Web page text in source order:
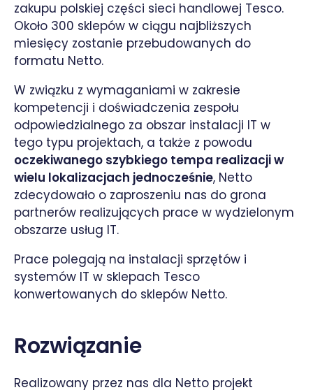
zakupu polskiej części sieci handlowej Tesco.
Około 300 sklepów w ciągu najbliższych
miesięcy zostanie przebudowanych do
formatu Netto.
W związku z wymaganiami w zakresie
kompetencji i doświadczenia zespołu
odpowiedzialnego za obszar instalacji IT w
tego typu projektach, a także z powodu
oczekiwanego szybkiego tempa realizacji w
wielu lokalizacjach jednocześnie, Netto
zdecydowało o zaproszeniu nas do grona
partnerów realizujących prace w wydzielonym
obszarze usług IT.
Prace polegają na instalacji sprzętów i
systemów IT w sklepach Tesco
konwertowanych do sklepów Netto.
Rozwiązanie
Realizowany przez nas dla Netto projekt